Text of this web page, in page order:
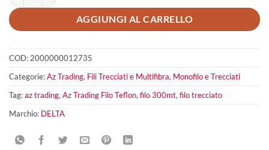
AGGIUNGI AL CARRELLO
COD: 2000000012735
Categorie:Az Trading, Fili Trecciati e Multifibra, Monofilo e Trecciati
Tag:az trading, Az Trading Filo Teflon, filo 300mt, filo trecciato
Marchio: DELTA